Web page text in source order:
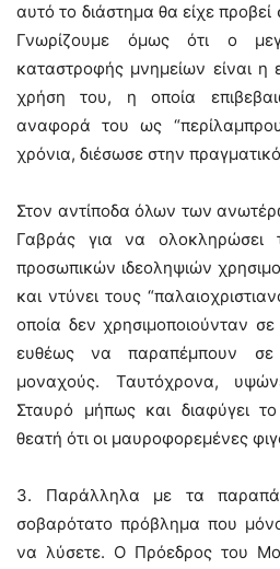
αυτό το διάστημα θα είχε προβεί
Γνωρίζουμε όμως ότι ο
καταστροφής μνημείων είναι η
χρήση του, η οποία
αναφορά του ως
χρόνια, διέσωσε στην
Στον αντίποδα όλων των
Γαβράς για να ολοκληρώσει
προσωπικών ιδεοληψιών
και ντύνει τους
οποία δεν χρησιμοποιούνταν
ευθέως να παραπέμπουν σε
μοναχούς. Ταυτόχρονα,
Σταυρό μήπως και διαφύγει
θεατή ότι οι μαυροφορεμένες
3. Παράλληλα με τα
σοβαρότατο πρόβλημα που
να λύσετε. Ο Πρόεδρος του